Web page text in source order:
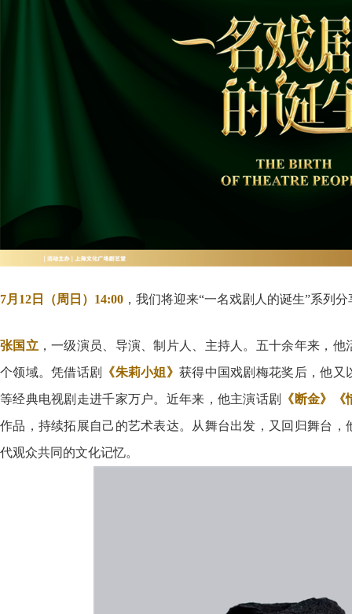
7月12日（周日）14:00 ，我们将迎来“一名戏剧人的诞生”系列
张国立 ，一级演员、导演、制片人、主持人。五十余年来，
个领域。凭借话剧
《朱莉小姐》获得中国戏剧梅花奖后，他又
等经典电视剧走进千家万户。近年来，他主演话剧
《断金》《
作品，持续拓展自己的艺术表达。从舞台出发，又回归舞台
代观众共同的文化记忆。